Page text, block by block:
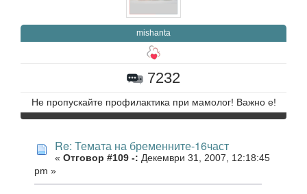
mishanta
7232
Не пропускайте профилактика при мамолог! Важно е!
Re: Темата на бременните-16част
« Отговор #109 -: Декември 31, 2007, 12:18:45
pm »